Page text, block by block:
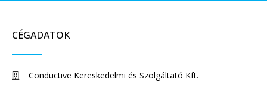
CÉGADATOK
Conductive Kereskedelmi és Szolgáltató Kft.